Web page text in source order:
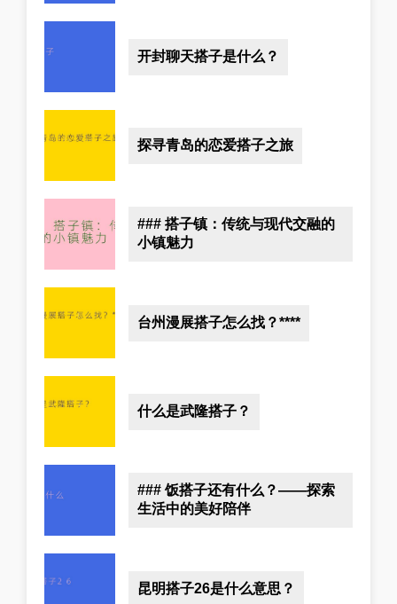
开封聊天搭子是什么？
探寻青岛的恋爱搭子之旅
### 搭子镇：传统与现代交融的
小镇魅力
台州漫展搭子怎么找？****
什么是武隆搭子？
### 饭搭子还有什么？——探索
生活中的美好陪伴
昆明搭子26是什么意思？